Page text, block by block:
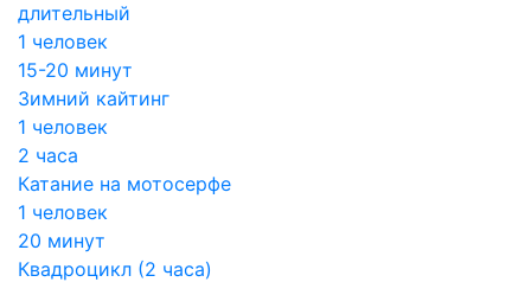
длительный
1 человек
15-20 минут
Зимний кайтинг
1 человек
2 часа
Катание на мотосерфе
1 человек
20 минут
Квадроцикл (2 часа)